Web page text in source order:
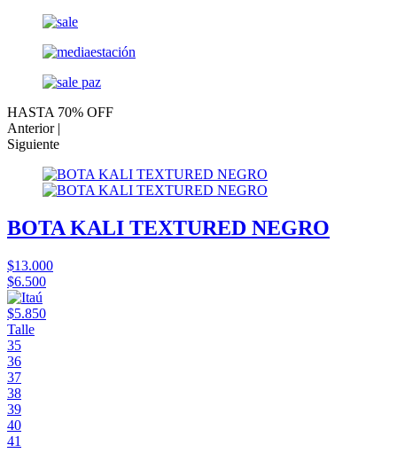
HASTA 70% OFF
Anterior |
Siguiente
BOTA KALI TEXTURED NEGRO
$13.000
$6.500
$5.850
Talle
35
36
37
38
39
40
41